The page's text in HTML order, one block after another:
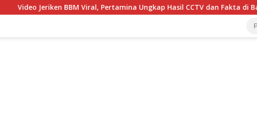
BBM Viral, Pertamina Ungkap Hasil CCTV dan Fakta di Baliknya